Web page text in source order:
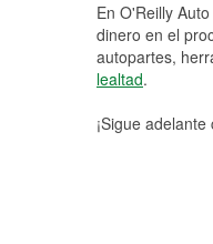
En O'Reilly
dinero en el
autopartes,
lealtad.
¡Sigue